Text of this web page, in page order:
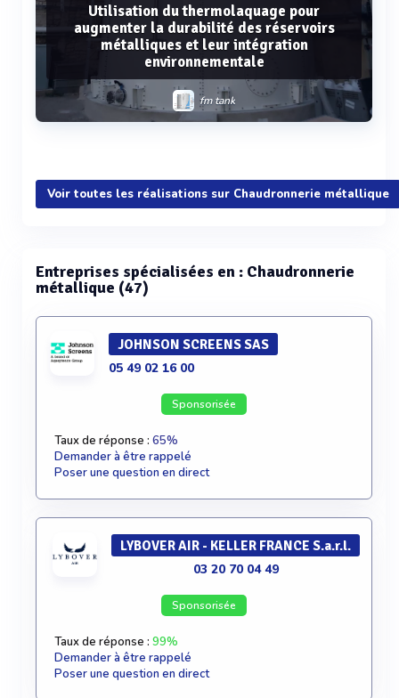
Utilisation du thermolaquage pour
augmenter la durabilité des réservoirs
métalliques et leur intégration
environnementale
fm tank
Voir plus
Voir toutes les réalisations sur Chaudronnerie métallique
Entreprises spécialisées en : Chaudronnerie
métallique (47)
JOHNSON SCREENS SAS
05 49 02 16 00
Sponsorisée
Taux de réponse : 65%
Demander à être rappelé
Poser une question en direct
LYBOVER AIR - KELLER FRANCE S.a.r.l.
03 20 70 04 49
Sponsorisée
Taux de réponse : 99%
Demander à être rappelé
Poser une question en direct